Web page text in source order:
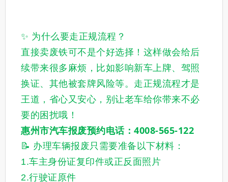
✨ 为什么要走正规流程？
直接卖废铁可不是个好选择！这样做会给后
续带来很多麻烦， 比如影响新车上牌、驾照
换证、其他被套牌风险等。走正规流程才是
王道，省心又安心，别让老车给你带来不必
要的困扰哦！
惠州市汽车报废预约电话：4008-565-122
📝 办理车辆报废只需要准备以下材料：
1.车主身份证复印件或正反面照片
2.行驶证原件